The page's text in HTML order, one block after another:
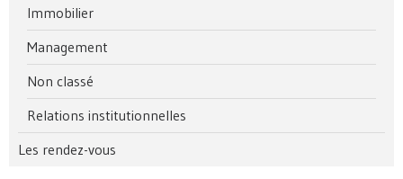
Immobilier
Management
Non classé
Relations institutionnelles
Les rendez-vous